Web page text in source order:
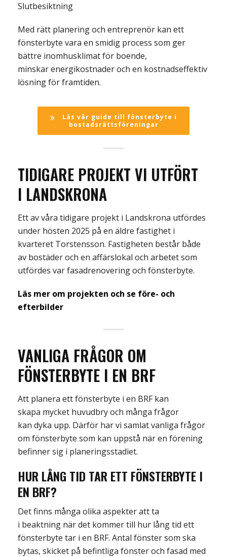
Slutbesiktning
Med rätt planering och entreprenör kan ett
fönsterbyte vara en smidig process som ger
bättre inomhusklimat för boende,
minskar energikostnader och en kostnadseffektiv
lösning för framtiden.
Läs vår guide till fönsterbyte i
bostadsrättsföreningar
TIDIGARE PROJEKT VI UTFÖRT
I LANDSKRONA
Ett av våra tidigare projekt i Landskrona utfördes
under hösten 2025 på en äldre fastighet i
kvarteret Torstensson. Fastigheten består både
av bostäder och en affärslokal och arbetet som
utfördes var fasadrenovering och fönsterbyte.
Läs mer om projekten och se före- och
efterbilder
VANLIGA FRÅGOR OM
FÖNSTERBYTE I EN BRF
Att planera ett fönsterbyte i en BRF kan
skapa mycket huvudbryoch många frågor
kan dyka upp. Därför har vi samlat vanliga frågor
om fönsterbyte som kan uppstå när en förening
befinner sig i planeringsstadiet.
HUR LÅNG TID TAR ETT FÖNSTERBYTE I
EN BRF?
Det finns många olika aspekter att ta
i beaktning när det kommer till hur lång tid ett
fönsterbyte tar i en BRF. Antal fönster som ska
bytas, skicket på befintliga fönster och fasad med